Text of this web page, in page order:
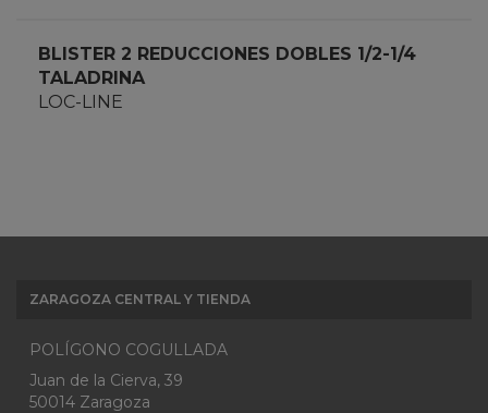
BLISTER 2 REDUCCIONES DOBLES 1/2-1/4
TALADRINA
LOC-LINE
ZARAGOZA CENTRAL Y TIENDA
POLÍGONO COGULLADA
Juan de la Cierva, 39
50014 Zaragoza